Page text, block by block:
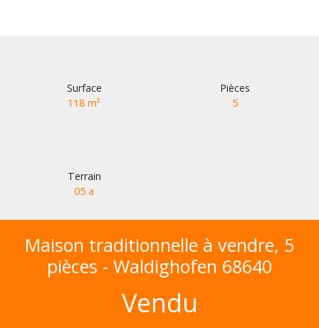
Surface
118m²
Pièces
5
Terrain
05 a
Maison traditionnelle à vendre, 5
pièces - Waldighofen 68640
Vendu